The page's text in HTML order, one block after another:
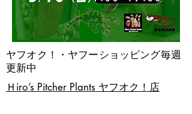
​Ｈiro’s Pitcher Plants ヤフオク！店
ヤフオク！・ヤフーショッピング毎週
更新中